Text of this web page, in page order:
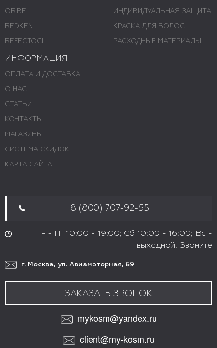
ORIBE
REDKEN
REFECTOCIL
ИНДИВИДУАЛЬНАЯ ЗАЩИТА
КРАСКА ДЛЯ ВОЛОС
РАСХОДНЫЕ МАТЕРИАЛЫ
ИНФОРМАЦИЯ
ОПЛАТА И ДОСТАВКА
О НАС
СТАТЬИ
КОНТАКТЫ
МАГАЗИНЫ
СИСТЕМА СКИДОК
КАРТА САЙТА
8 (800) 707-92-55
Пн - Пт 10:00 - 19:00; Сб 10:00 - 16:00; Вс -
выходной. Звоните
г. Москва, ул. Авиамоторная, 69
ЗАКАЗАТЬ ЗВОНОК
mykosm@yandex.ru
client@my-kosm.ru